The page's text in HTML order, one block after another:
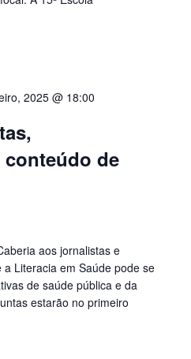
2025 @ 18:00
de
aos jornalistas e
Literacia em Saúde pode se
de saúde pública e da
estarão no primeiro